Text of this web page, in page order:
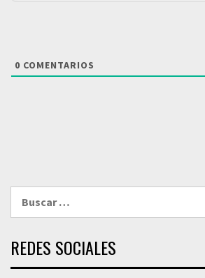
0 COMENTARIOS
REDES SOCIALES